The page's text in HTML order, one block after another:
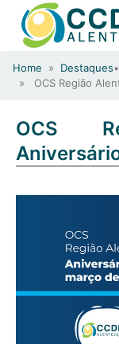
Home » Destaques•
» OCS Região
OCS